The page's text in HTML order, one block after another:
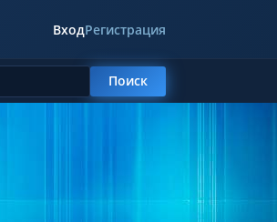
ВходРегистрация
Поиск